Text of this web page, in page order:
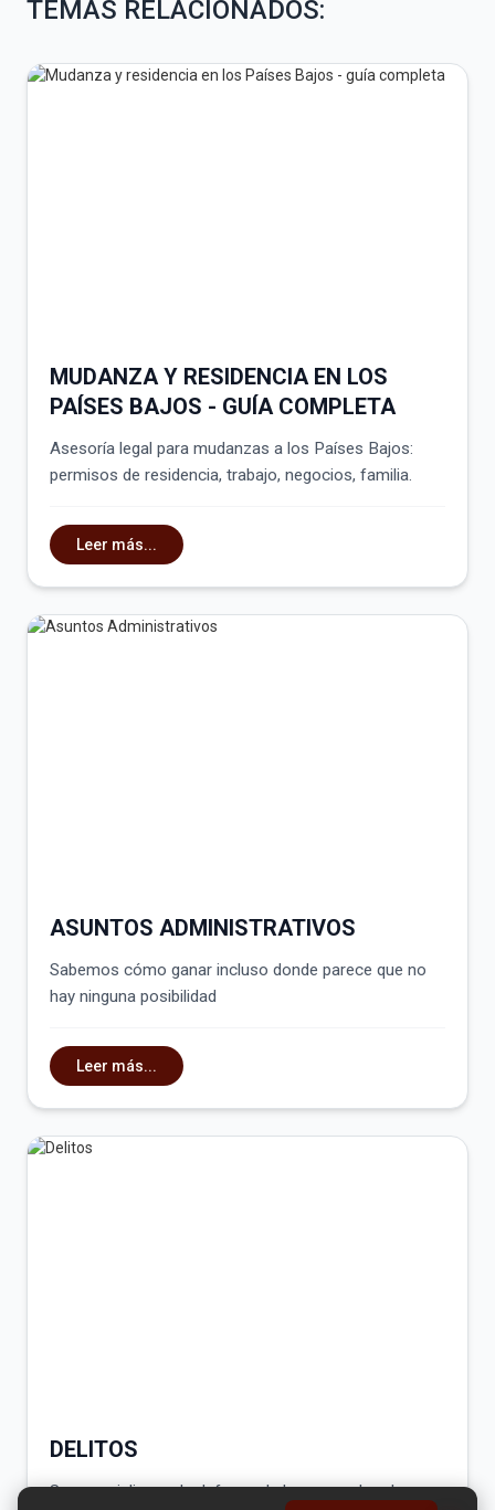
TEMAS RELACIONADOS:
MUDANZA Y RESIDENCIA EN LOS
PAÍSES BAJOS - GUÍA COMPLETA
Asesoría legal para mudanzas a los Países Bajos:
permisos de residencia, trabajo, negocios, familia.
Leer más...
ASUNTOS ADMINISTRATIVOS
Sabemos cómo ganar incluso donde parece que no
hay ninguna posibilidad
Leer más...
DELITOS
Se especializa en la defensa de los acusados de